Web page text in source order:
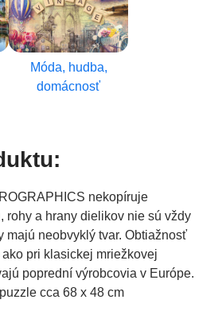
Móda, hudba,
domácnosť
nekopíruje
rohy a hrany dielikov nie sú vždy
majú neobvyklý tvar. Obtiažnosť
pri klasickej mriežkovej
poprední výrobcovia v Európe.
cca 68 x 48 cm